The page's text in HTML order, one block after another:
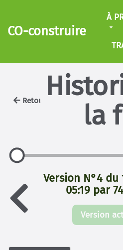
Aller au contenu principal
CO-construire
À
Retour
la
Version N°4 du
05:19 par
Version